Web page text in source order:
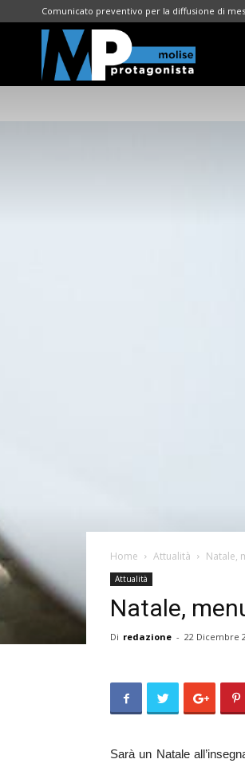
Comunicato preventivo per la diffusione di
Home Attualità Natale,
Attualità
Natale,
Di redazione - 22 Dicembre
Sarà un Natale